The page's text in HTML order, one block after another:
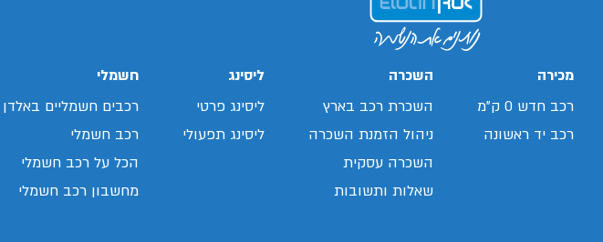
s05/search/leasing/66/1070/8/2026/ג'ילי-
ex5/search/leasing/35/379/432/2026/יונדאי-אלנטרה
מכירה
רכב חדש 0 ק"מ
רכב יד ראשונה
השכרה
השכרת רכב בארץ
ניהול הזמנת השכרה
השכרה עסקית
שאלות ותשובות
ליסינג
ליסינג פרטי
ליסינג תפעולי
חשמלי
רכבים חשמליים באלדן
רכב חשמלי
הכל על רכב חשמלי
מחשבון רכב חשמלי